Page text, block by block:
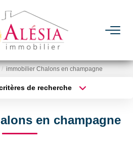
ACHETER
immobilier Chalons en champagne
de recherche
en champagne